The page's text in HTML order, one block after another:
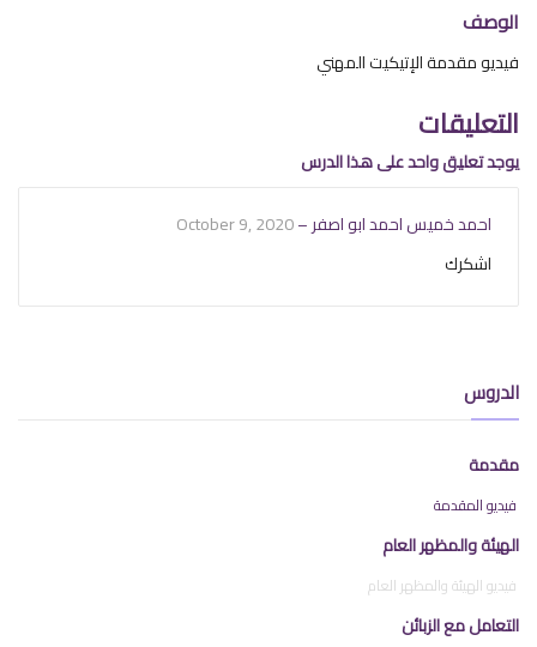
الوصف
فيديو مقدمة الإتيكيت المهني
التعليقات
يوجد تعليق واحد على هذا الدرس
احمد خميس احمد ابو اصفر –October 9, 2020
اشكرك
الدروس
مقدمة
فيديو المقدمة
الهيئة والمظهر العام
فيديو الهيئة والمظهر العام
التعامل مع الزبائن